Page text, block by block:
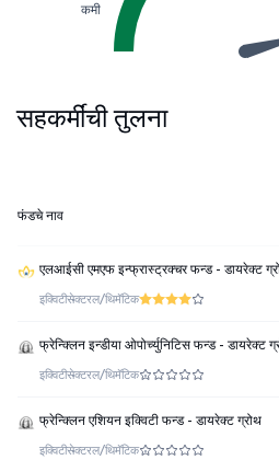
कमी
सहकर्मींची तुलना
फंडचे नाव
एलआईसी एमएफ इन्फ्रास्ट्रक्चर फन्ड - डायरेक्ट
इक्विटीसेक्टरल/थिमॅटिक
फ्रेन्क्लिन इन्डीया ओपोर्च्युनिटिस फन्ड - डायरेक्ट
इक्विटीसेक्टरल/थिमॅटिक
फ्रेन्क्लिन एशियन इक्विटी फन्ड - डायरेक्ट ग्रोथ
इक्विटीसेक्टरल/थिमॅटिक